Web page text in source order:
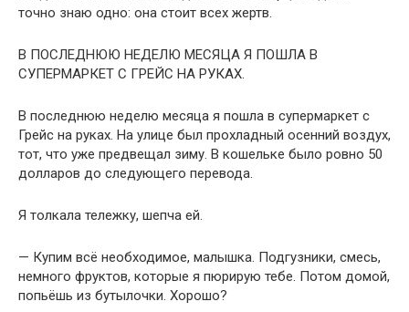
точно знаю одно: она стоит всех жертв.
В ПОСЛЕДНЮЮ НЕДЕЛЮ МЕСЯЦА Я ПОШЛА В
СУПЕРМАРКЕТ С ГРЕЙС НА РУКАХ.
В последнюю неделю месяца я пошла в супермаркет с
Грейс на руках. На улице был прохладный осенний воздух,
тот, что уже предвещал зиму. В кошельке было ровно 50
долларов до следующего перевода.
Я толкала тележку, шепча ей.
— Купим всё необходимое, малышка. Подгузники, смесь,
немного фруктов, которые я пюрирую тебе. Потом домой,
попьёшь из бутылочки. Хорошо?